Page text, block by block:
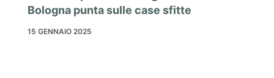
Bologna punta sulle case sfitte
15 GENNAIO 2025